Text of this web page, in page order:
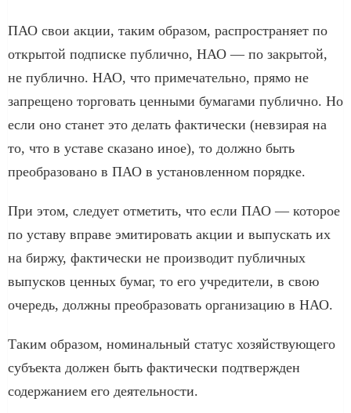
ПАО свои акции, таким образом, распространяет по
открытой подписке публично, НАО — по закрытой,
не публично. НАО, что примечательно, прямо не
запрещено торговать ценными бумагами публично. Но
если оно станет это делать фактически (невзирая на
то, что в уставе сказано иное), то должно быть
преобразовано в ПАО в установленном порядке.
При этом, следует отметить, что если ПАО — которое
по уставу вправе эмитировать акции и выпускать их
на биржу, фактически не производит публичных
выпусков ценных бумаг, то его учредители, в свою
очередь, должны преобразовать организацию в НАО.
Таким образом, номинальный статус хозяйствующего
субъекта должен быть фактически подтвержден
содержанием его деятельности.